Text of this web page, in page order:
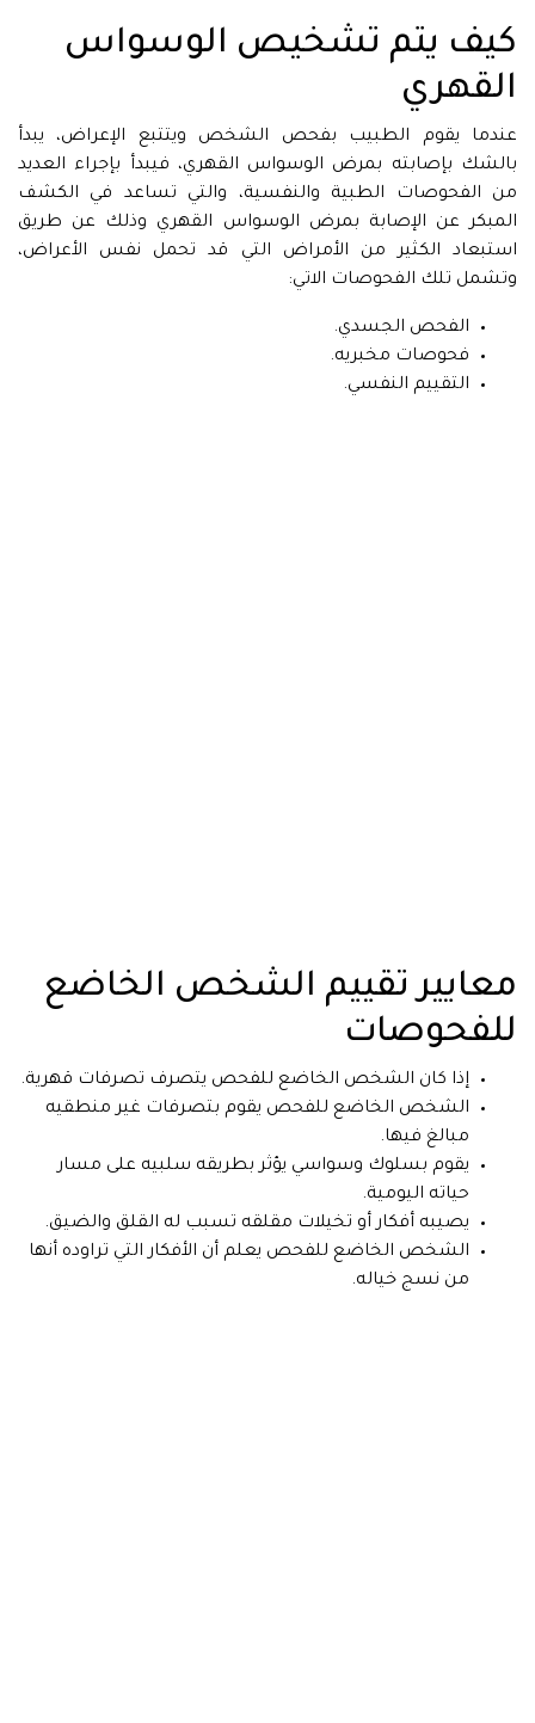
كيف يتم تشخيص الوسواس
القهري
عندما يقوم الطبيب بفحص الشخص ويتتبع الإعراض، يبدأ
بالشك بإصابته بمرض الوسواس القهري، فيبدأ بإجراء العديد
من الفحوصات الطبية والنفسية، والتي تساعد في الكشف
المبكر عن الإصابة بمرض الوسواس القهري وذلك عن طريق
استبعاد الكثير من الأمراض التي قد تحمل نفس الأعراض،
وتشمل تلك الفحوصات الاتي:
الفحص الجسدي.
فحوصات مخبريه.
التقييم النفسي.
معايير تقييم الشخص الخاضع
للفحوصات
إذا كان الشخص الخاضع للفحص يتصرف تصرفات قهرية.
الشخص الخاضع للفحص يقوم بتصرفات غير منطقيه
مبالغ فيها.
يقوم بسلوك وسواسي يؤثر بطريقه سلبيه على مسار
حياته اليومية.
يصيبه أفكار أو تخيلات مقلقه تسبب له القلق والضيق.
الشخص الخاضع للفحص يعلم أن الأفكار التي تراوده أنها
من نسج خياله.